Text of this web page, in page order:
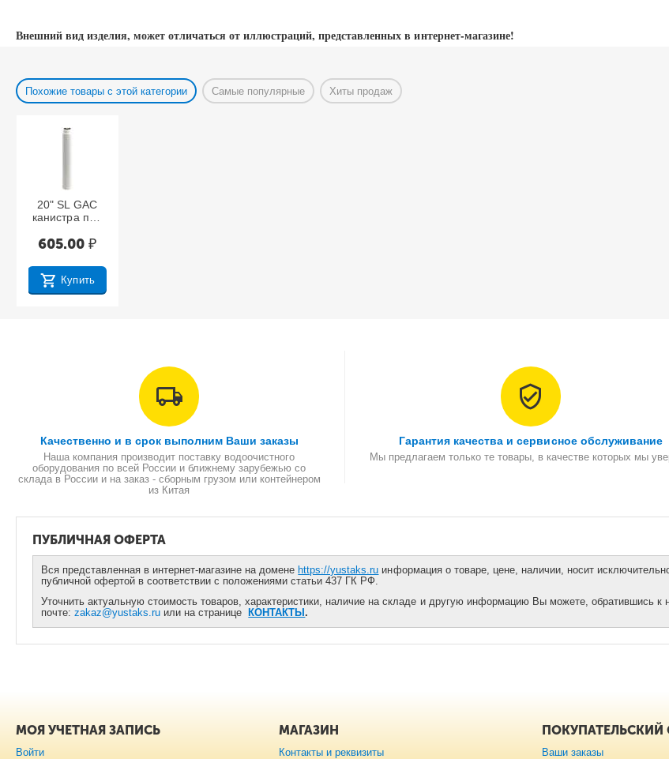
Внешний вид изделия, может отличаться от иллюстраций, представленных в интернет-магазине!
Похожие товары с этой категории Самые популярные Хиты продаж
20" SL GAC
канистра под
белая
605.00 ₽
Купить
Качественно и в срок выполним Ваши заказы
Наша компания производит поставку водоочистного
оборудования по всей России и ближнему зарубежью со
склада в России и на заказ - сборным грузом или контейнером
из Китая
Гарантия качества и сервисное обслуживание
Мы предлагаем только те товары, в качестве которых мы
ПУБЛИЧНАЯ ОФЕРТА
Вся представленная в интернет-магазине на домене https://yustaks.ru информация о товаре, цене, наличии, носит
публичной офертой в соответствии с положениями статьи 437 ГК РФ.
Уточнить актуальную стоимость товаров, характеристики, наличие на складе и другую информацию Вы можете, обратившись
почте:zakaz@yustaks.ru или на странице КОНТАКТЫ.
МОЯ УЧЕТНАЯ ЗАПИСЬ
Войти
МАГАЗИН
Контакты и реквизиты
ПОКУПАТЕЛЬСКИЙ
Ваши заказы